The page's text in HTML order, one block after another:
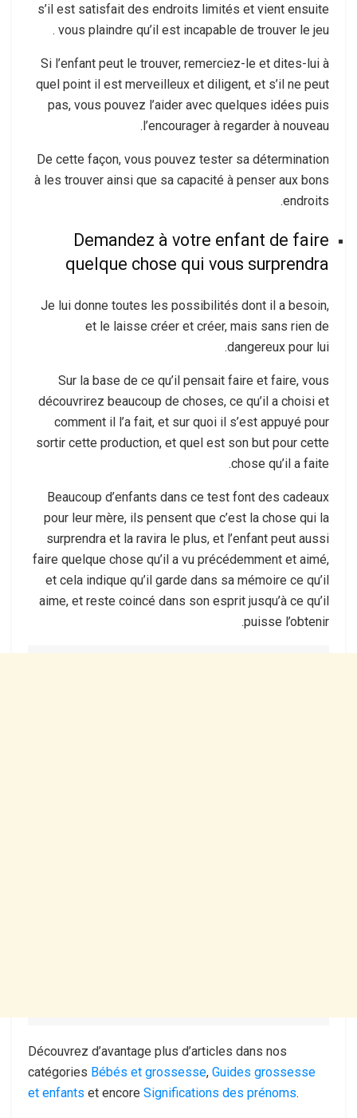
s’il est satisfait des endroits limités et vient ensuite
vous plaindre qu’il est incapable de trouver le jeu .
Si l’enfant peut le trouver, remerciez-le et dites-lui à
quel point il est merveilleux et diligent, et s’il ne peut
pas, vous pouvez l’aider avec quelques idées puis
l’encourager à regarder à nouveau.
De cette façon, vous pouvez tester sa détermination
à les trouver ainsi que sa capacité à penser aux bons
endroits.
Demandez à votre enfant de faire
quelque chose qui vous surprendra
Je lui donne toutes les possibilités dont il a besoin,
et le laisse créer et créer, mais sans rien de
dangereux pour lui.
Sur la base de ce qu’il pensait faire et faire, vous
découvrirez beaucoup de choses, ce qu’il a choisi et
comment il l’a fait, et sur quoi il s’est appuyé pour
sortir cette production, et quel est son but pour cette
chose qu’il a faite.
Beaucoup d’enfants dans ce test font des cadeaux
pour leur mère, ils pensent que c’est la chose qui la
surprendra et la ravira le plus, et l’enfant peut aussi
faire quelque chose qu’il a vu précédemment et aimé,
et cela indique qu’il garde dans sa mémoire ce qu’il
aime, et reste coincé dans son esprit jusqu’à ce qu’il
puisse l’obtenir.
Découvrez d’avantage plus d’articles dans nos
catégories Bébés et grossesse, Guides grossesse
et enfants et encore Significations des prénoms.